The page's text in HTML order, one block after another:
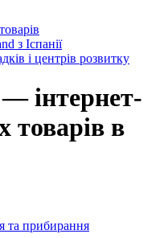
з Іспанії
і центрів розвитку
інтернет-
товарів в
та прибирання